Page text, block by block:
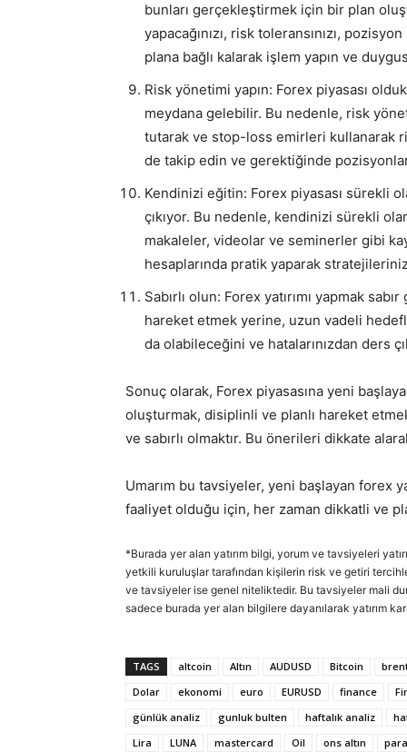
bunları gerçekleştirmek için bir plan
yapacağınızı, risk toleransınızı,
plana bağlı kalarak işlem yapın ve
Risk yönetimi yapın: Forex piyasası
meydana gelebilir. Bu nedenle, risk
tutarak ve stop-loss emirleri kullanarak
de takip edin ve gerektiğinde
Kendinizi eğitin: Forex piyasası sürekli
çıkıyor. Bu nedenle, kendinizi sürekli
makaleler, videolar ve seminerler gibi
hesaplarında pratik yaparak
Sabırlı olun: Forex yatırımı yapmak
hareket etmek yerine, uzun vadeli
da olabileceğini ve hatalarınızdan ders
Sonuç olarak, Forex piyasasına yeni
oluşturmak, disiplinli ve planlı hareket
ve sabırlı olmaktır. Bu önerileri dikkate
Umarım bu tavsiyeler, yeni başlayan forex
faaliyet olduğu için, her zaman dikkatli ve
*Burada yer alan yatırım bilgi, yorum ve tavsiyeleri
yetkili kuruluşlar tarafından kişilerin risk ve getiri
ve tavsiyeler ise genel niteliktedir. Bu tavsiyeler mali
sadece burada yer alan bilgilere dayanılarak yatırım
TAGS altcoin Altın AUDUSD Bitcoin
Dolar
ekonomi euro EURUSD finance
günlük analiz
gunluk bulten haftalık analiz
Lira
LUNA mastercard Oil ons altın
para